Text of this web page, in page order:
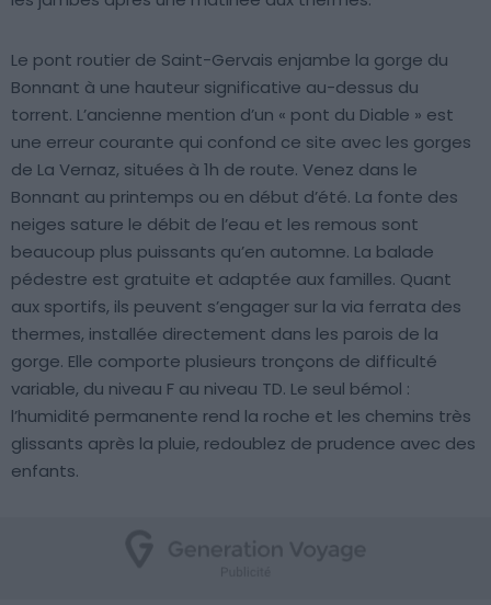
Le pont routier de Saint-Gervais enjambe la gorge du
Bonnant à une hauteur significative au-dessus du
torrent. L’ancienne mention d’un « pont du Diable » est
une erreur courante qui confond ce site avec les gorges
de La Vernaz, situées à 1h de route. Venez dans le
Bonnant au printemps ou en début d’été. La fonte des
neiges sature le débit de l’eau et les remous sont
beaucoup plus puissants qu’en automne. La balade
pédestre est gratuite et adaptée aux familles. Quant
aux sportifs, ils peuvent s’engager sur la via ferrata des
thermes, installée directement dans les parois de la
gorge. Elle comporte plusieurs tronçons de difficulté
variable, du niveau F au niveau TD. Le seul bémol :
l’humidité permanente rend la roche et les chemins très
glissants après la pluie, redoublez de prudence avec des
enfants.